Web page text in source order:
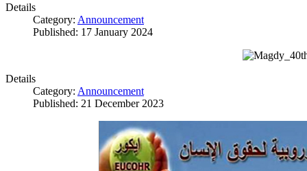
Details
Category: Announcement
Published: 17 January 2024
Details
Category: Announcement
Published: 21 December 2023